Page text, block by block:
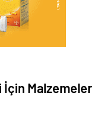
İçin Malzemeler